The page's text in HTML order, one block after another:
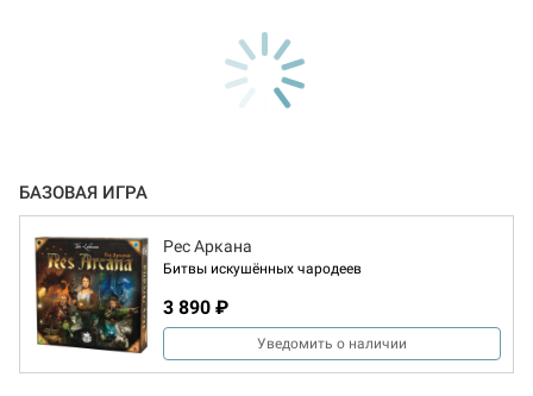
БАЗОВАЯ ИГРА
Рес Аркана
Битвы искушённых чародеев
3 890 ₽
Уведомить о наличии